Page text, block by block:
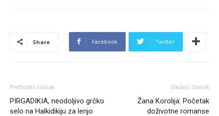
Share Facebook Twitter
Prethodni članak
PIRGADIKIA, neodoljivo grčko
selo na Halkidikiju za lenjo
Sledeći članak
Žana Korolija: Početak
doživotne romanse